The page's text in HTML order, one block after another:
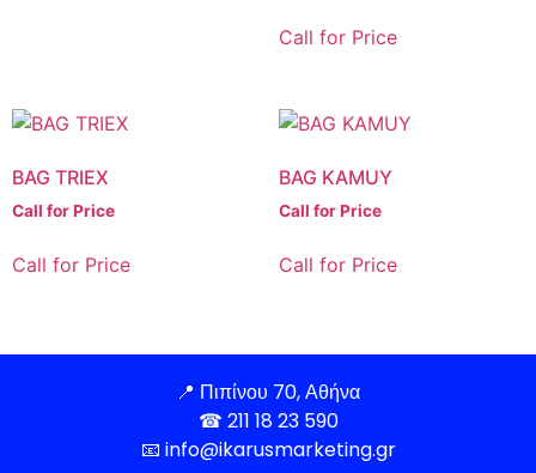
Call for Price
BAG TRIEX
Call for Price
Call for Price
BAG KAMUY
Call for Price
Call for Price
📍 Πιπίνου 70, Αθήνα
☎ 211 18 23 590
📧 info@ikarusmarketing.gr